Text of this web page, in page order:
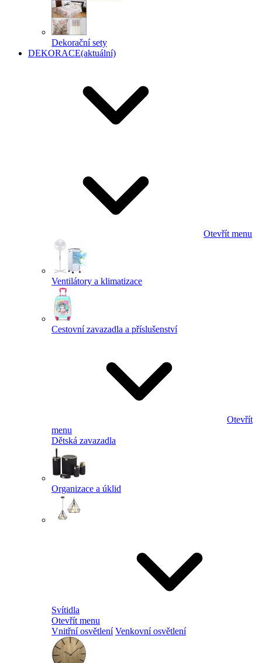
Dekorační sety
DEKORACE(aktuální)
Otevřít menu
Ventilátory a klimatizace
Cestovní zavazadla a příslušenství
Otevřít
menu
Dětská zavazadla
Organizace a úklid
Svítidla
Otevřít menu
Vnitřní osvětlení Venkovní osvětlení